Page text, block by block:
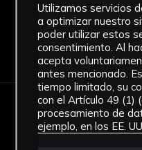
Utilizamos servicios
a optimizar nuestro
poder utilizar estos
consentimiento. Al
acepta
antes mencionado.
tiempo limitado, su
con el Artículo 49 (1)
procesamiento de
ejemplo, en los EE. UU.